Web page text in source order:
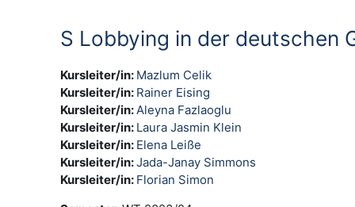
S Lobbying in der deutschen
Kursleiter/in: Mazlum Celik
Kursleiter/in: Rainer Eising
Kursleiter/in:Aleyna Fazlaoglu
Kursleiter/in: Laura Jasmin Klein
Kursleiter/in: Elena Leiße
Kursleiter/in:Jada-Janay Simmons
Kursleiter/in: Florian Simon